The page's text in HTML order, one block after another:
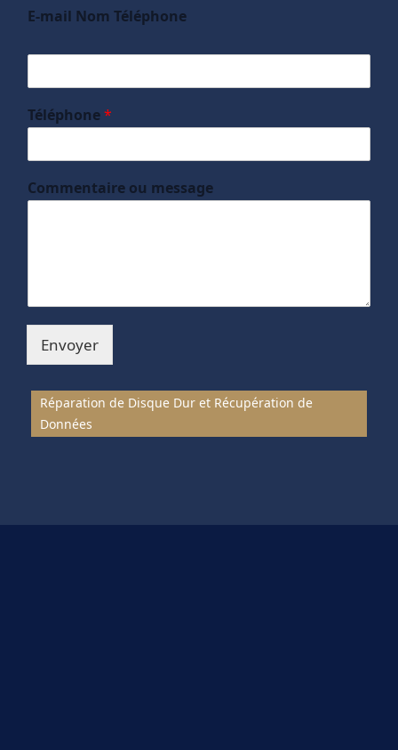
E-mail Nom Téléphone
Téléphone*
Commentaire ou message
Envoyer
Réparation de Disque Dur et Récupération de
Données